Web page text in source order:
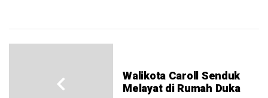
Walikota Caroll Senduk
Melayat di Rumah Duka